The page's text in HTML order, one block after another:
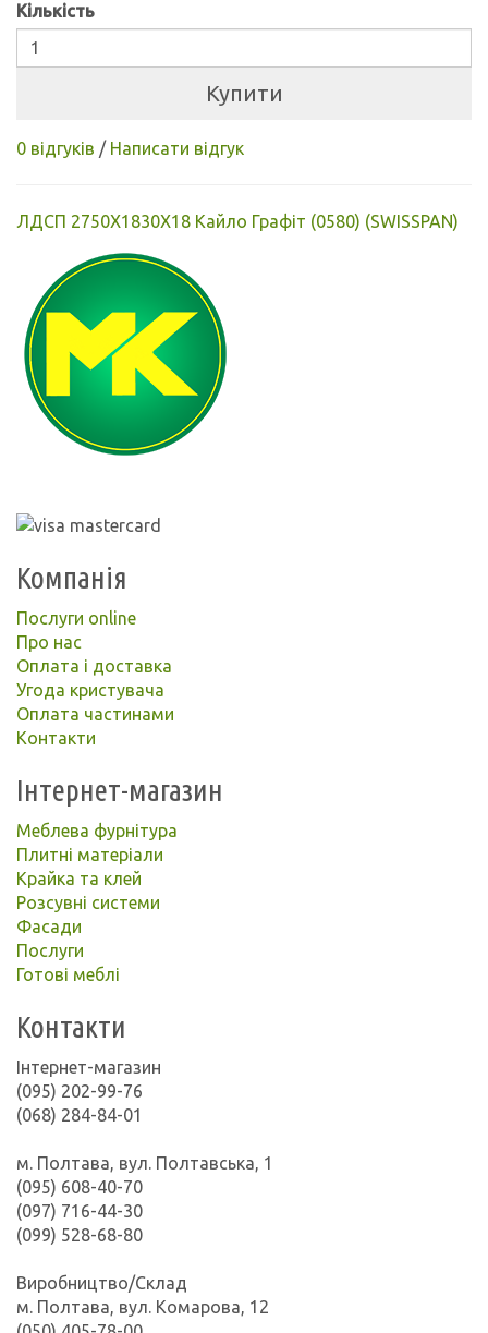
Кількість
Купити
0 відгуків / Написати відгук
ЛДСП 2750X1830X18 Кайло Графіт (0580) (SWISSPAN)
Компанія
Послуги online
Про нас
Оплата і доставка
Угода кристувача
Оплата частинами
Контакти
Інтернет-магазин
Меблева фурнітура
Плитні матеріали
Крайка та клей
Розсувні системи
Фасади
Послуги
Готові меблі
Контакти
Інтернет-магазин
(095) 202-99-76
(068) 284-84-01
м. Полтава, вул. Полтавська, 1
(095) 608-40-70
(097) 716-44-30
(099) 528-68-80
Виробництво/Склад
м. Полтава, вул. Комарова, 12